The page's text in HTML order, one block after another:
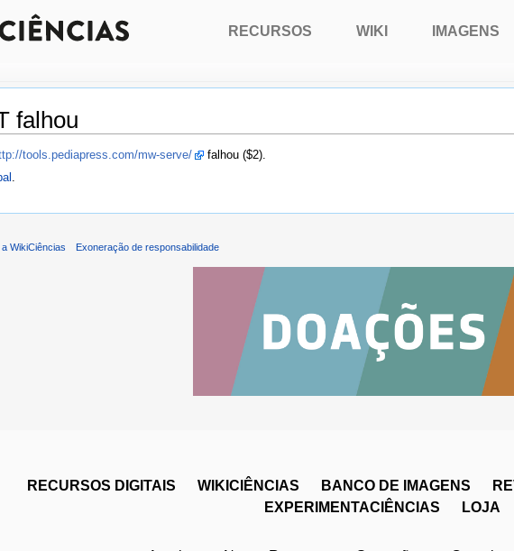
falhou
tools.pediapress.com/mw-serve/
falhou ($2).
RECURSOS WIKI IMAGENS
WikiCiências Exoneração de responsabilidade
RECURSOS DIGITAIS WIKICIÊNCIAS BANCO DE IMAGENS
EXPERIMENTACIÊNCIAS
LOJA